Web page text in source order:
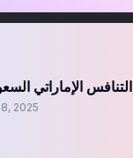
التنافس الإماراتي
2025